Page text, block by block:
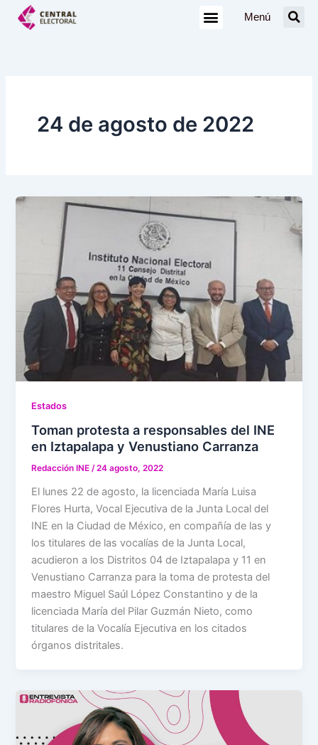
Menú
24 de agosto de 2022
Estados
Toman protesta a responsables del INE
en Iztapalapa y Venustiano Carranza
Redacción INE/24 agosto, 2022
El lunes 22 de agosto, la licenciada María Luisa
Flores Hurta, Vocal Ejecutiva de la Junta Local del
INE en la Ciudad de México, en compañía de las y
los titulares de las vocalías de la Junta Local,
acudieron a los Distritos 04 de Iztapalapa y 11 en
Venustiano Carranza para la toma de protesta del
maestro Miguel Saúl López Constantino y de la
licenciada María del Pilar Guzmán Nieto, como
titulares de la Vocalía Ejecutiva en los citados
órganos distritales.